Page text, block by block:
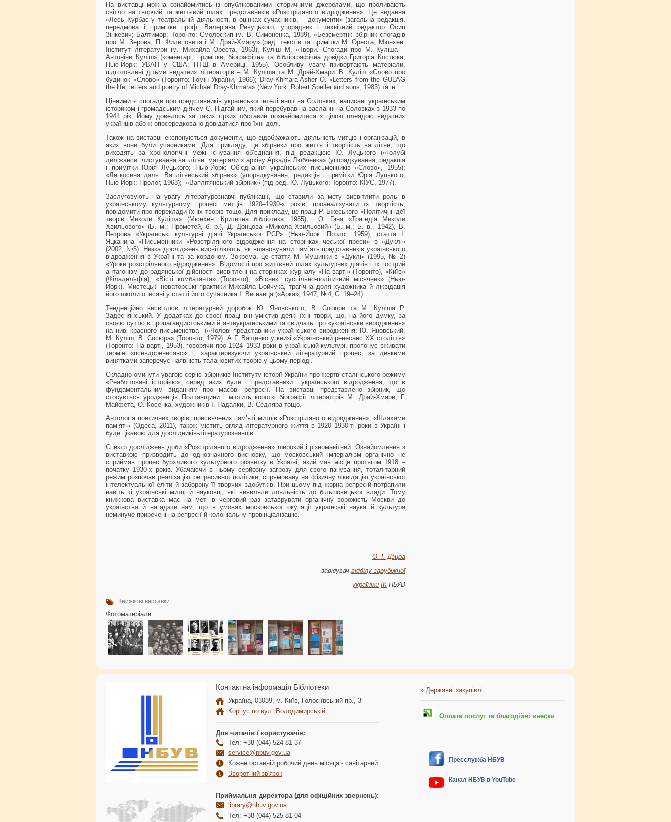
На виставці можна ознайомитись із опублікованими історичними джерелами, що проливають
світло на творчий та життєвий шлях представників «Розстріляного відродження». Це видання
«Лесь Курбас у театральній діяльності, в оцінках сучасників, – документи» (загальна редакція,
передмова і примітки проф. Валеріяна Ревуцького; упорядник і технічний редактор Осип
Зінкевич; Балтимор; Торонто: Смолоскип ім. В. Симоненка, 1989), «Безсмертні: збірник спогадів
про М. Зерова, П. Филиповича і М. Драй-Хмару» (ред. текстів та примітки М. Ореста; Мюнхен:
Інститут літератури ім. Михайла Ореста, 1963), Куліш М. «Твори. Спогади про М. Куліша –
Антоніни Куліш» (коментарі, примітки, біографічна та бібліографічна довідки Григорія Костюка;
Нью-Йорк: УВАН у США; НТШ в Америці, 1955). Особливу увагу привертають матеріали,
підготовлені дітьми видатних літераторів – М. Куліша та М. Драй-Хмари: В. Куліш «Слово про
будинок «Слово» (Торонто: Гомін України, 1966); Dray-Khmara Asher O. «Letters from the GULAG
the life, letters and poetry of Michael Dray-Khmara» (New York: Robert Speller and sons, 1983) та ін.
Цінними є спогади про представників української інтелігенції на Соловках, написані українським
істориком і громадським діячем С. Підгайним, який перебував на засланні на Соловках з 1933 по
1941 рік. Йому довелось за таких гірких обставин познайомитися з цілою плеядою видатних
українців або ж опосередковано довідатися про їхні долі.
Також на виставці експонуються документи, що відображають діяльність митців і організацій, в
яких вони були учасниками. Для прикладу, це збірники про життя і творчість ваплітян, що
виходять за хронологічні межі існування об’єднання, під редакцією Ю. Луцького («Голубі
диліжанси: листування ваплітян: матеріяли з архіву Аркадія Любченка» (упорядкування, редакція
і примітки Юрія Луцького; Нью-Йорк: Об’єднання українських письменників «Слово», 1955);
«Легкосиня даль: Ваплітянський збірник» (упорядкування, редакція і примітки Юрія Луцького;
Нью-Йорк: Пролог, 1963); «Ваплітянський збірник» (під ред. Ю. Луцького; Торонто: КІУС, 1977).
Заслуговують на увагу літературознавчі публікації, що ставили за мету висвітлити роль в
українському культурному процесі митців 1920–1930-х років, проаналізувати їх творчість,
повідомити про переклади їхніх творів тощо. Для прикладу, це праці Р. Бжеського «Політичні ідеї
творів Миколи Куліша» (Мюнхен: Критична бібліотека, 1955), О. Гана «Трагедія Миколи
Хвильового» (Б. м.: Прометей, б. р.), Д. Донцова «Микола Хвильовий» (Б. м.: Б. в., 1942), В.
Петрова «Українські культурні діячі Української РСР» (Нью-Йорк: Пролог, 1959), стаття І.
Яцканина «Письменники «Розстріляного відродження на сторінках чеської преси» в «Дуклі»
(2002, №5). Низка досліджень висвітлюють, як вшановували пам`ять представників українського
відродження в Україні та за кордоном. Зокрема, це стаття М. Мушинки в «Дуклі» (1995, № 2)
«Уроки розстріляного відродження». Відомості про життєвий шлях культурних діячів і їх гострий
антагонізм до радянської дійсності висвітлені на сторінках журналу «На варті» (Торонто), «Київ»
(Філадельфія), «Вісті комбатанта» (Торонто), «Вісник: суспільно-політичний місячник» (Нью-
Йорк). Мистецькі новаторські практики Михайла Бойчука, трагічна доля художника й ліквідація
його школи описані у статті його сучасника І. Вигнанця («Арка», 1947, №4, С. 19–24)
Тенденційно висвітлює літературний доробок Ю. Яновського, В. Сосюри та М. Куліша Р.
Задеснянський. У додатках до своєї праці він умістив деякі їхні твори, що, на його думку, за
своєю суттю є пропагандистськими й антиукраїнськими та свідчать про «українське виродження»
на ниві красного письменства («Чолові представники українського виродження: Ю. Яновський,
М. Куліш, В. Сосюра» (Торонто, 1979). А Г. Ващенко у книзі «Український ренесанс ХХ століття»
(Торонто: На варті, 1953), говорячи про 1924–1933 роки в українській культурі, пропонує вживати
термін «псевдоренесанс» і, характеризуючи український літературний процес, за деякими
винятками заперечує наявність талановитих творів у цьому періоді.
Складно оминути увагою серію збірників Інституту історії України про жертв сталінського режиму
«Реаблітовані історією», серед яких були і представники українського відродження, що є
фундаментальним виданням про масові репресії. На виставці представлено збірник, що
стосується уродженців Полтавщини і містить короткі біографії літераторів М. Драй-Хмари, Г.
Майфета, О. Косенка, художників І. Падалки, В. Седляра тощо.
Антологія поетичних творів, присвячених пам’яті митців «Розстріляного відродження», «Шляхами
пам’яті» (Одеса, 2011), також містить огляд літературного життя в 1920–1930-ті роки в Україні і
буде цікавою для дослідників-літературознавців.
Спектр досліджень доби «Розстріляного відродження» широкий і різноманітний. Ознайомлення з
виставкою призводить до однозначного висновку, що московський імперіалізм органічно не
сприймав процес бурхливого культурного розвитку в Україні, який мав місце протягом 1918 –
початку 1930-х років. Убачаючи в ньому серйозну загрозу для свого панування, тоталітарний
режим розпочав реалізацію репресивної політики, спрямовану на фізичну ліквідацію української
інтелектуальної еліти й заборону її творчих здобутків. При цьому під жорна репресій потрапили
навіть ті українські митці й науковці, які виявляли лояльність до більшовицької влади. Тому
книжкова виставка має на меті в черговий раз затаврувати органічну ворожість Москви до
українства й нагадати нам, що в умовах московської окупації українські наука й культура
неминуче приречені на репресії й колоніальну провінціалізацію.
О. І. Дзира
завідувач відділу зарубіжної
україніки ІК НБУВ
Книжкові виставки
Фотоматеріали:
Контактна інформація Бібліотеки
Україна, 03039, м. Київ, Голосіївський пр., 3
Корпус по вул. Володимирській
Для читачів / користувачів:
Тел: +38 (044) 524-81-37
service@nbuv.gov.ua
Кожен останній робочий день місяця - санітарний
Зворотний зв'язок
Приймальня директора (для офіційних звернень):
library@nbuv.gov.ua
Тел: +38 (044) 525-81-04
» Державні закупівлі
Оплата послуг та благодійні внески
Пресслужба НБУВ
Канал НБУВ в YouTube